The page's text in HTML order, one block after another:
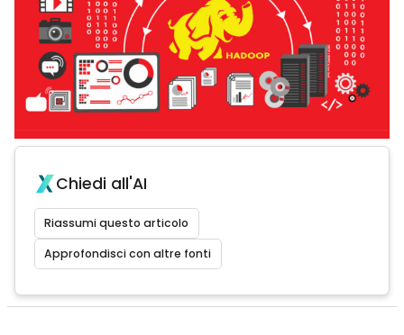
Chiedi all'AI
Riassumi questo articolo
Approfondisci con altre fonti